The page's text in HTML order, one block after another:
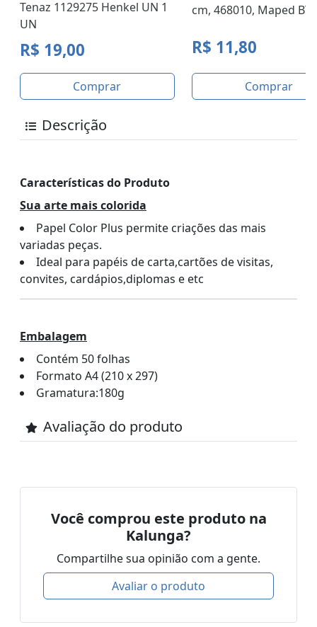
Tenaz 1129275 Henkel UN 1
UN
R$ 19,00
Comprar
cm, 468010, Maped BT
R$ 11,80
Comprar
Descrição
Características do Produto
Sua arte mais colorida
Papel Color Plus permite criações das mais
variadas peças.
Ideal para papéis de carta,cartões de visitas,
convites, cardápios,diplomas e etc
Embalagem
Contém 50 folhas
Formato A4 (210 x 297)
Gramatura:180g
Avaliação do produto
Você comprou este produto na
Kalunga?
Compartilhe sua opinião com a gente.
Avaliar o produto